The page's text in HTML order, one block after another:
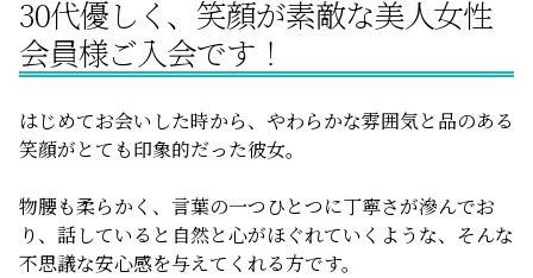
よくある質問
お知らせ
30代優しく、笑顔が素敵な美人女性
会員様ご入会です！
はじめてお会いした時から、やわらかな雰囲気と品のある
笑顔がとても印象的だった彼女。
物腰も柔らかく、言葉の一つひとつに丁寧さが滲んでお
り、話していると自然と心がほぐれていくような、そんな
不思議な安心感を与えてくれる方です。